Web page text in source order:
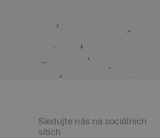
Sledujte nás na sociálních
sítích